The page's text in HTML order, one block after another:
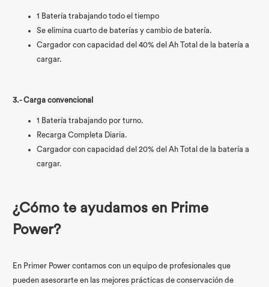
1 Batería trabajando todo el tiempo
Se elimina cuarto de baterías y cambio de batería.
Cargador con capacidad del 40% del Ah Total de la batería a
cargar.
3.- Carga convencional
1 Batería trabajando por turno.
Recarga Completa Diaria.
Cargador con capacidad del 20% del Ah Total de la batería a
cargar.
¿Cómo te ayudamos en Prime
Power?
En Primer Power contamos con un equipo de profesionales que
pueden asesorarte en las mejores prácticas de conservación de